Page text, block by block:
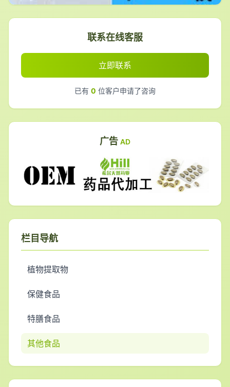
联系在线客服
立即联系
已有 0 位客户申请了咨询
广告 AD
栏目导航
植物提取物
保健食品
特膳食品
其他食品